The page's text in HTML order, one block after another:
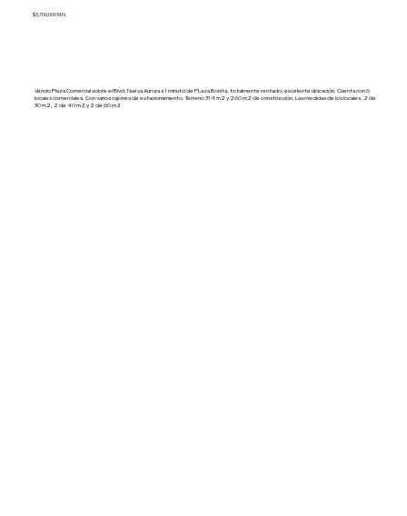
$3,700,000 M.N.
Vendo Plaza Comercial sobre el Blvd. Nueva Aurora a 1 minuto de PLaza Bonita, totalmente rentado, excelente ubicación. Cuenta con 6
locales comerciales. Con varios cajones de estacionamiento. Terreno 314 m2 y 260 m2 de construcción. Las medidas de los locales, 2 de
30 m2, 2 de 40 m2 y 2 de 60 m2